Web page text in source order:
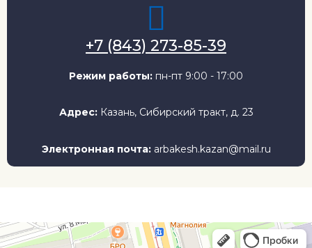
+7 (843) 273-85-39
Режим работы: пн-пт 9:00 - 17:00
Адрес: Казань, Сибирский тракт, д. 23
Электронная почта: arbakesh.kazan@mail.ru